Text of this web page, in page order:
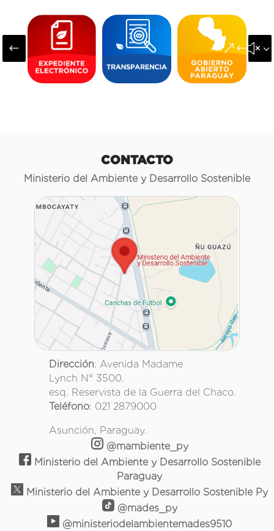
#
CONTACTO
Ministerio del Ambiente y Desarrollo Sostenible
Dirección: Avenida Madame
Lynch N° 3500.
esq. Reservista de la Guerra del Chaco.
Teléfono: 021 2879000
Asunción, Paraguay.
@mambiente_py
Ministerio del Ambiente y Desarrollo Sostenible
Paraguay
Ministerio del Ambiente y Desarrollo Sostenible Py
@mades_py
@ministeriodelambientemades9510